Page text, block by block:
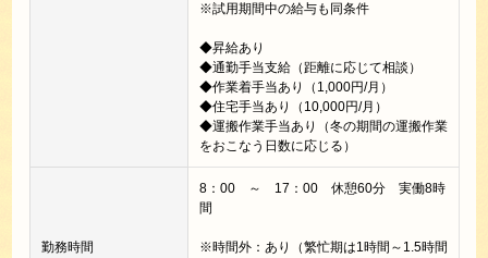
※試用期間中の給与も同条件
◆昇給あり
◆通勤手当支給（距離に応じて相談）
◆作業着手当あり（1,000円/月）
◆住宅手当あり（10,000円/月）
◆運搬作業手当あり（冬の期間の運搬作業
をおこなう日数に応じる）
勤務時間
8：00 ～ 17：00 休憩60分 実働8時
間
※時間外：あり（繁忙期は1時間～1.5時間